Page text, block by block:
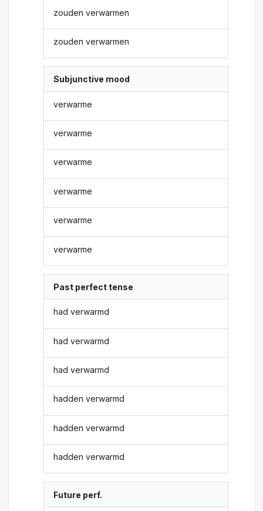
zouden verwarmen
zouden verwarmen
Subjunctive mood
verwarme
verwarme
verwarme
verwarme
verwarme
verwarme
Past perfect tense
had verwarmd
had verwarmd
had verwarmd
hadden verwarmd
hadden verwarmd
hadden verwarmd
Future perf.